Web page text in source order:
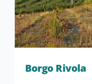
Borgo Rivola